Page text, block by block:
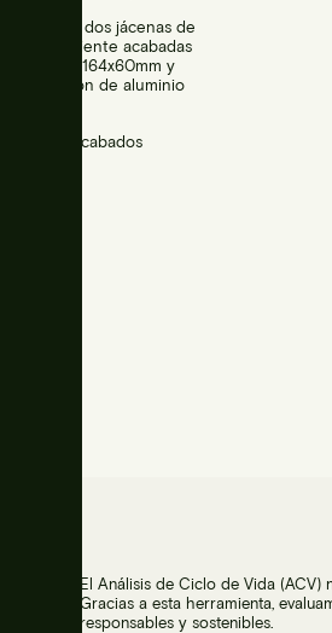
en V, dos jácenas de
en caliente acabadas
de 164x60mm y
extrusión de aluminio
AISI304 acabados
El Análisis de Ciclo de Vida
Gracias a esta herramienta,
responsables y sostenibles.